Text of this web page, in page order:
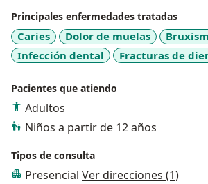
Principales enfermedades tratadas
Caries Dolor de muelas
Infección dental
Fracturas de
Pacientes que atiendo
Adultos
Niños a partir de 12 años
Tipos de consulta
Presencial Ver direcciones (1)